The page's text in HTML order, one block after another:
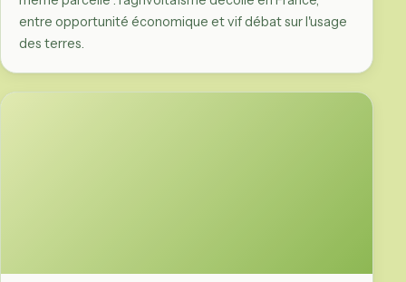
entre opportunité économique et vif débat sur l'usage
des terres.